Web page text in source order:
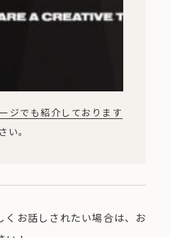
ジでも紹介しております
い。
くお話しされたい場合は、お